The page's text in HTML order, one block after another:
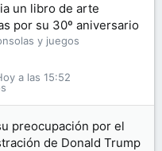
un libro de arte
por su 30º aniversario
y juegos
a las 15:52
preocupación por el
de Donald Trump